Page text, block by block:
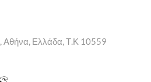
, Αθήνα, Ελλάδα, Τ.Κ 10559